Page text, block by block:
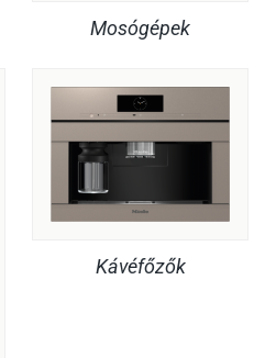
Mosógépek
Kávéfőzők